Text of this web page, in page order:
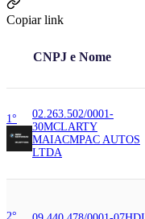
Copiar link
CNPJ e Nome
1°
02.263.502/0001-
30MCLARTY
MAIACMPAC AUTOS
LTDA
2°